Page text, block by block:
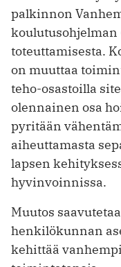
palkinnon
koulutusohjelman
toteuttamisesta.
on muuttaa
teho-osastoilla
olennainen osa
pyritään
aiheuttamasta
lapsen
hyvinvoinnissa.
Muutos
henkilökunnan
kehittää